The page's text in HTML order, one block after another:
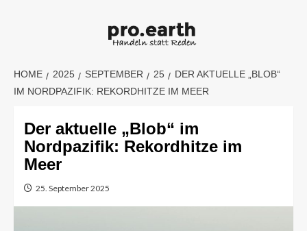
HOME 2025 SEPTEMBER 25
DER AKTUELLE „BLOB“
IM NORDPAZIFIK: REKORDHITZE IM MEER
Der aktuelle „Blob“ im
Nordpazifik: Rekordhitze im
Meer
25. September 2025